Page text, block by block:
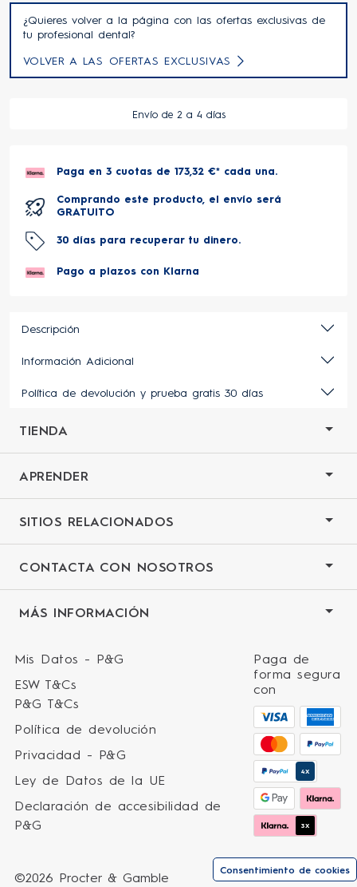
¿Quieres volver a la página con las ofertas exclusivas de
tu profesional dental?
VOLVER A LAS OFERTAS EXCLUSIVAS
Envío de 2 a 4 días
Paga en 3 cuotas de 173,32 €* cada una.
Comprando este producto, el envío será
GRATUITO
30 días para recuperar tu dinero.
Pago a plazos con Klarna
Descripción
Información Adicional
Política de devolución y prueba gratis 30 días
TIENDA
APRENDER
SITIOS RELACIONADOS
CONTACTA CON NOSOTROS
MÁS INFORMACIÓN
Paga de
forma segura
con
4X
3X
Mis Datos - P&G
ESW T&Cs
P&G T&Cs
Política de devolución
Privacidad - P&G
Ley de Datos de la UE
Declaración de accesibilidad de
P&G
Consentimiento de cookies
©2026 Procter & Gamble